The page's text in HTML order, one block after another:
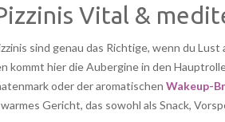
Vital &
sind genau das Richtige, wenn du
kommt hier die Aubergine in den
oder der aromatischen Wakeup-
Gericht, das sowohl als Snack,